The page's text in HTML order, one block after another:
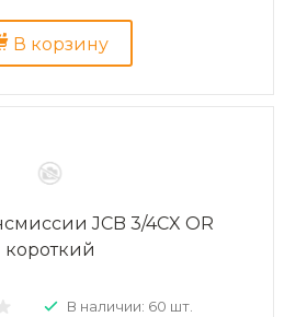
В корзину
JCB 3/4CX OR
короткий
В наличии: 60 шт.